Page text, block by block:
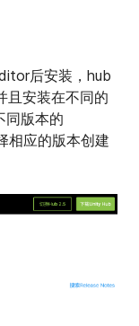
后安装，hub
且安装在不同的
同版本的
相应的版本创建